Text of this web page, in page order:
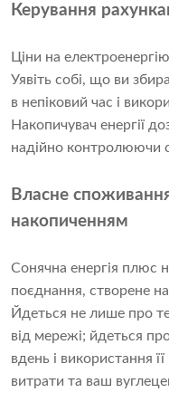
Керування
Ціни на
Уявіть собі, що ви
в непіковий час і
Накопичувач енергії
надійно контролюючи
Власне
накопиченням
Сонячна енергія плюс
поєднання, створене
Йдеться не лише про
від мережі; йдеться
вдень і використання
витрати та ваш